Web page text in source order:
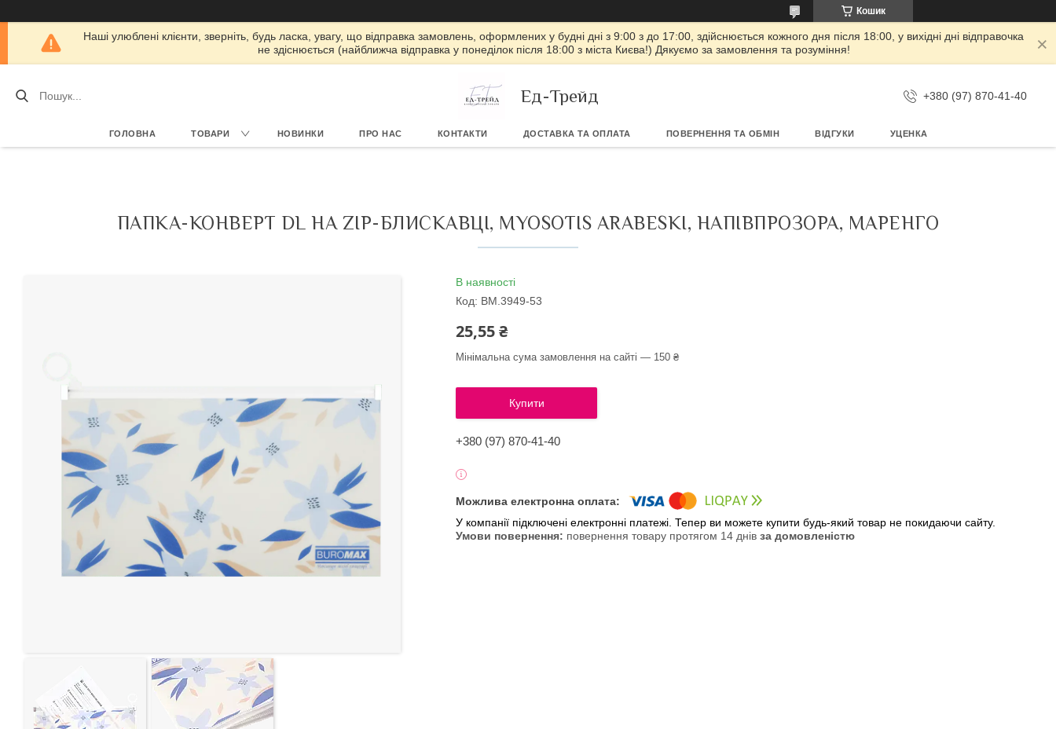
Кошик
Наші улюблені клієнти, зверніть, будь ласка, увагу, що відправка замовлень, оформлених у будні дні з 9:00 з до 17:00, здійснюється кожного дня після 18:00, у вихідні дні відправочка
не здіснюється (найближча відправка у понеділок після 18:00 з міста Києва!) Дякуємо за замовлення та розуміння!
Ед-Трейд +380 (97) 870-41-40
ГОЛОВНА ТОВАРИ НОВИНКИ ПРО НАС КОНТАКТИ ДОСТАВКА ТА ОПЛАТА ПОВЕРНЕННЯ ТА ОБМІН ВІДГУКИ УЦЕНКА
ПАПКА-КОНВЕРТ DL НА ZIP-БЛИСКАВЦІ, MYOSOTIS ARABESKI, НАПІВПРОЗОРА, МАРЕНГО
В наявності
Код: BM.3949-53
25,55 ₴
Мінімальна сума замовлення на сайті — 150 ₴
Купити
+380 (97) 870-41-40
У компанії підключені електронні платежі. Тепер ви можете купити будь-який товар не покидаючи сайту.
повернення товару протягом 14 днів за домовленістю